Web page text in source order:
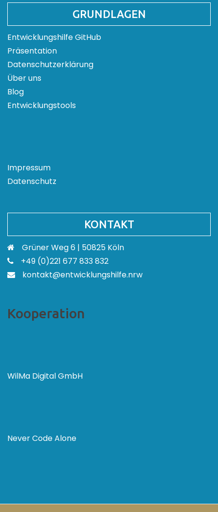
GRUNDLAGEN
Entwicklungshilfe GitHub
Präsentation
Datenschutzerklärung
Über uns
Blog
Entwicklungstools
Impressum
Datenschutz
KONTAKT
Grüner Weg 6 | 50825 Köln
+49 (0)221 677 833 832
kontakt@entwicklungshilfe.nrw
Kooperation
WilMa Digital GmbH
Never Code Alone